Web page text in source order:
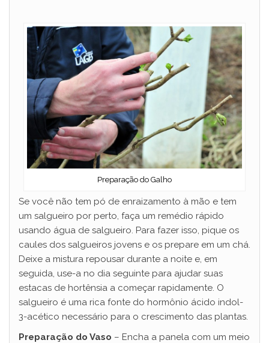
Preparação do Galho
Se você não tem pó de enraizamento à mão e tem
um salgueiro por perto, faça um remédio rápido
usando água de salgueiro. Para fazer isso, pique os
caules dos salgueiros jovens e os prepare em um chá.
Deixe a mistura repousar durante a noite e, em
seguida, use-a no dia seguinte para ajudar suas
estacas de hortênsia a começar rapidamente. O
salgueiro é uma rica fonte do hormônio ácido indol-
3-acético necessário para o crescimento das plantas.
Preparação do Vaso – Encha a panela com um meio